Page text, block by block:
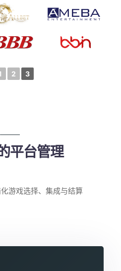
2 3
平台管理
游戏选择、集成与结算